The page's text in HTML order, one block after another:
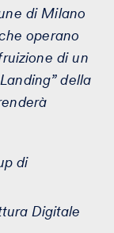
di Milano
operano
di un
della
di
Digitale